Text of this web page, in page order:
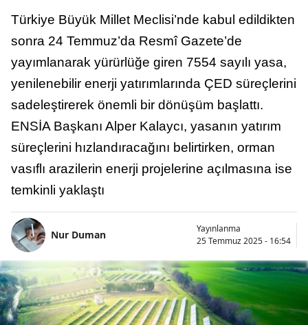
Türkiye Büyük Millet Meclisi’nde kabul edildikten
sonra 24 Temmuz’da Resmî Gazete’de
yayımlanarak yürürlüğe giren 7554 sayılı yasa,
yenilenebilir enerji yatırımlarında ÇED süreçlerini
sadeleştirerek önemli bir dönüşüm başlattı.
ENSİA Başkanı Alper Kalaycı, yasanın yatırım
süreçlerini hızlandıracağını belirtirken, orman
vasıflı arazilerin enerji projelerine açılmasına ise
temkinli yaklaştı
Nur Duman
Yayınlanma
25 Temmuz 2025 - 16:54